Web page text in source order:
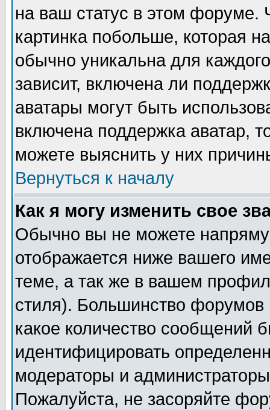
на ваш статус в этом форуме.
картинка побольше, которая
обычно уникальна для
зависит, включена ли
аватары могут быть
включена поддержка аватар,
можете выяснить у них
Вернуться к началу
Как я могу изменить свое
Обычно вы не можете
отображается ниже вашего
теме, а так же в вашем
стиля). Большинство форумов
какое количество сообщений
идентифицировать
модераторы и
Пожалуйста, не засоряйте